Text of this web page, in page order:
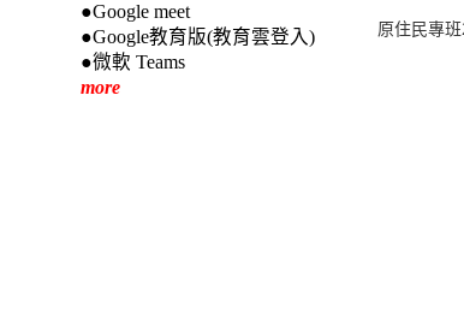
原住民專
●Google meet
●Google教育版(教育雲登入)
●微軟 Teams
more